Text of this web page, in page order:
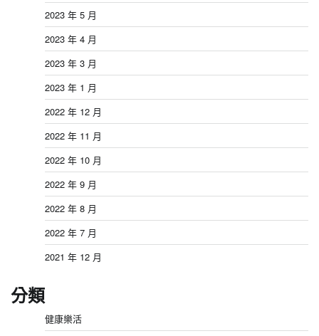
2023 年 5 月
2023 年 4 月
2023 年 3 月
2023 年 1 月
2022 年 12 月
2022 年 11 月
2022 年 10 月
2022 年 9 月
2022 年 8 月
2022 年 7 月
2021 年 12 月
分類
健康樂活